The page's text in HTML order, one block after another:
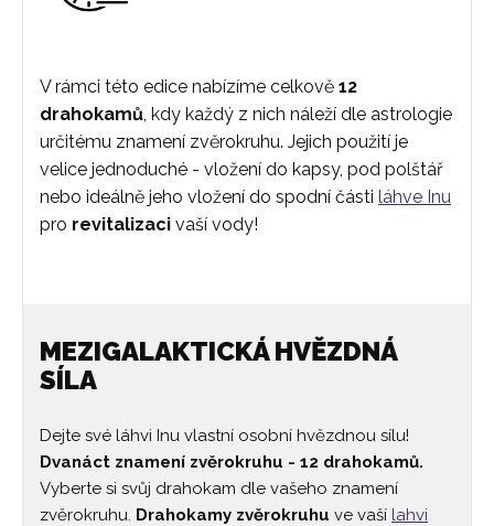
V rámci této edice nabízíme celkově 12
drahokamů , kdy každý z nich náleží dle astrologie
určitému znamení zvěrokruhu. Jejich použití je
velice jednoduché - vložení do kapsy, pod polštář
nebo ideálně jeho vložení do spodní části láhve Inu
pro revitalizaci vaší vody!
MEZIGALAKTICKÁ HVĚZDNÁ
SÍLA
Dejte své láhvi Inu vlastní osobní hvězdnou sílu!
Dvanáct znamení zvěrokruhu - 12 drahokamů.
Vyberte si svůj drahokam dle vašeho znamení
zvěrokruhu. Drahokamy zvěrokruhu ve vaší lahvi